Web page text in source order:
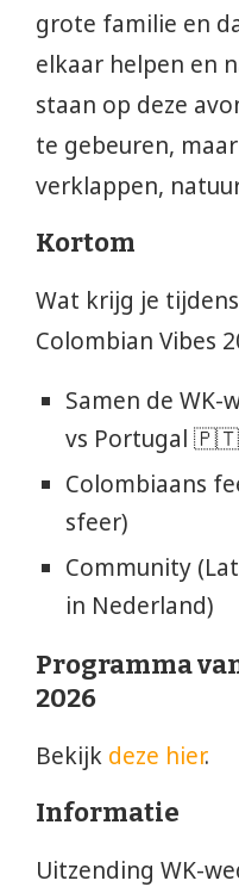
grote familie en
elkaar helpen en
staan op deze
te gebeuren,
verklappen,
Kortom
Wat krijg je
Colombian Vibes
Samen de
vs Portugal
Colombiaans
sfeer)
Community
in Nederland)
Programma
2026
Bekijk deze hier.
Informatie
Uitzending WK-